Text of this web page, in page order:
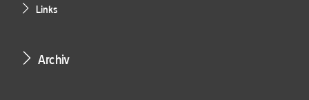
Links
Archiv